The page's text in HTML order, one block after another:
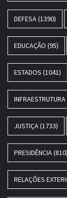
DEFESA (1390)
EDUCAÇÃO (95)
ESTADOS (1041)
INFRAESTRUTURA
JUSTIÇA (1733)
PRESIDÊNCIA (810)
RELAÇÕES